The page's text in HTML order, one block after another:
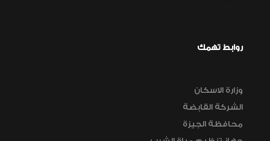
روابط تهمك
وزارة الاسكان
الشركة القابضة
محافظة الجيزة